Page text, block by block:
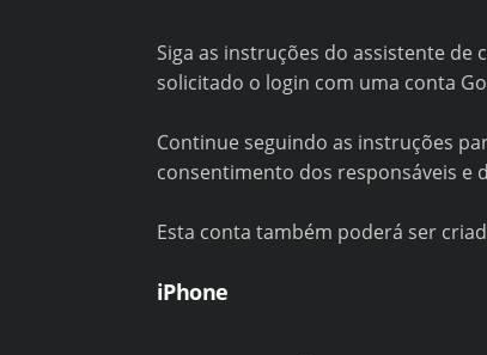
Siga as instruções do assistente
solicitado o login com uma conta
Continue seguindo as instruções
consentimento dos responsáveis e
Esta conta também poderá ser
iPhone